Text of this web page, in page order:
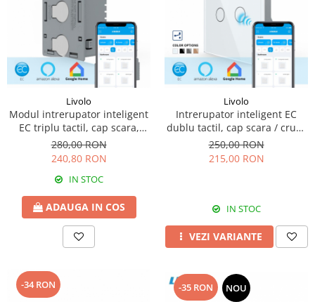
Livolo
Modul intrerupator inteligent
EC triplu tactil, cap scara,
Generatie Noua, 3M -
standard italian
280,00 RON
240,80 RON
IN STOC
ADAUGA IN COS
Livolo
Intrerupator inteligent EC
dublu tactil, cap scara / cruce
Generatie Noua, cu panou
sticla
250,00 RON
215,00 RON
IN STOC
VEZI VARIANTE
-34 RON -35 RON NOU